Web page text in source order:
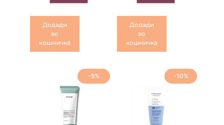
Додади
во
кошничка
Додади
во
кошничка
-5% -10%